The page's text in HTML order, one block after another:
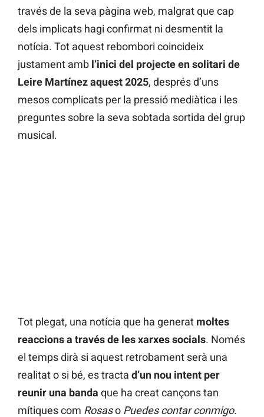
través de la seva pàgina web, malgrat que cap
dels implicats hagi confirmat ni desmentit la
notícia. Tot aquest rebombori coincideix
justament amb l’inici del projecte en solitari de
Leire Martínezaquest 2025, després d’uns
mesos complicats per la pressió mediàtica i les
preguntes sobre la seva sobtada sortida del grup
musical.
Tot plegat, una notícia que ha generat moltes
reaccions a través de les xarxes socials. Només
el temps dirà si aquest retrobament serà una
realitat o si bé, es tracta d’un nou intent per
reunir una banda que ha creat cançons tan
mítiques com Rosaso Puedes contar conmigo.